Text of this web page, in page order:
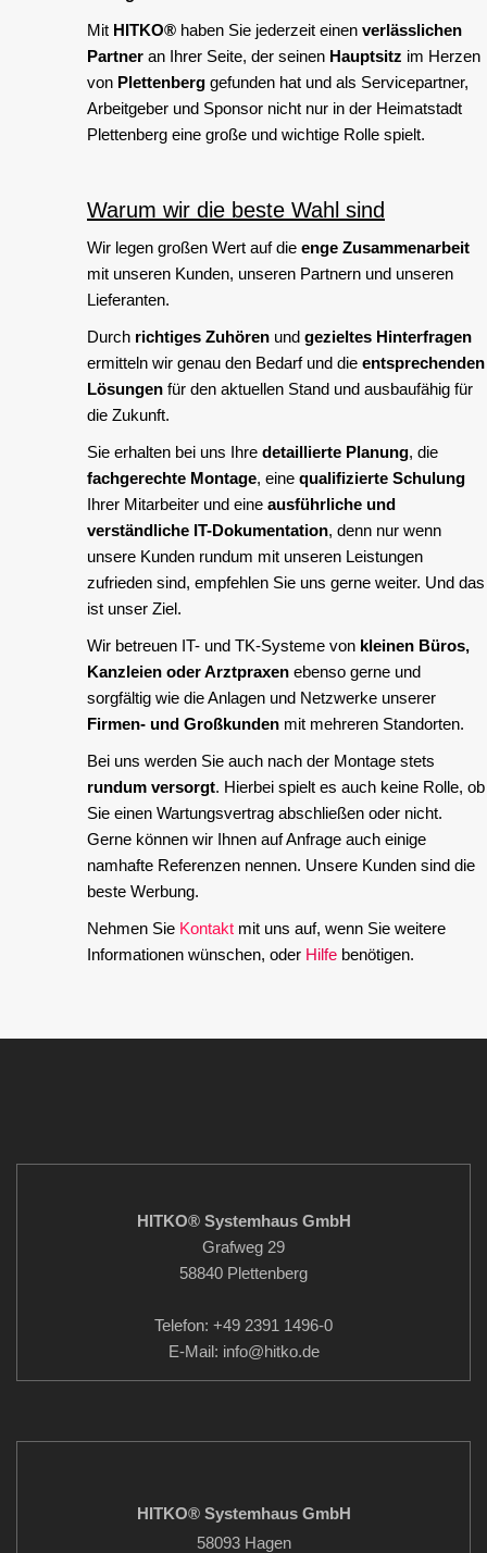
Mit HITKO® haben Sie jederzeit einen verlässlichen
Partner an Ihrer Seite, der seinen Hauptsitz im Herzen
von Plettenberg gefunden hat und als Servicepartner,
Arbeitgeber und Sponsor nicht nur in der Heimatstadt
Plettenberg eine große und wichtige Rolle spielt.
Warum wir die beste Wahl sind
Wir legen großen Wert auf die enge Zusammenarbeit
mit unseren Kunden, unseren Partnern und unseren
Lieferanten.
Durch richtiges Zuhören und gezieltes Hinterfragen
ermitteln wir genau den Bedarf und die entsprechenden
Lösungen für den aktuellen Stand und ausbaufähig für
die Zukunft.
Sie erhalten bei uns Ihre detaillierte Planung, die
fachgerechte Montage, eine qualifizierte Schulung
Ihrer Mitarbeiter und eine ausführliche und
verständliche IT-Dokumentation, denn nur wenn
unsere Kunden rundum mit unseren Leistungen
zufrieden sind, empfehlen Sie uns gerne weiter. Und das
ist unser Ziel.
Wir betreuen IT- und TK-Systeme von kleinen Büros,
Kanzleien oder Arztpraxen ebenso gerne und
sorgfältig wie die Anlagen und Netzwerke unserer
Firmen- und Großkunden mit mehreren Standorten.
Bei uns werden Sie auch nach der Montage stets
rundum versorgt. Hierbei spielt es auch keine Rolle, ob
Sie einen Wartungsvertrag abschließen oder nicht.
Gerne können wir Ihnen auf Anfrage auch einige
namhafte Referenzen nennen. Unsere Kunden sind die
beste Werbung.
Nehmen Sie Kontakt mit uns auf, wenn Sie weitere
Informationen wünschen, oder Hilfe benötigen.
HITKO® Systemhaus GmbH
Grafweg 29
58840 Plettenberg
Telefon: +49 2391 1496-0
E-Mail: info@hitko.de
HITKO® Systemhaus GmbH
58093 Hagen